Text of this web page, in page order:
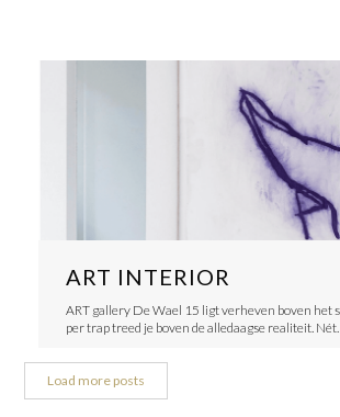
ART INTERIOR
ART gallery De Wael 15 ligt verheven boven het
per trap treed je boven de alledaagse realiteit.
Load more posts